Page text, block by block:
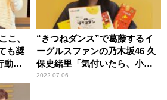
こ、
も奨
動し
“きつねダンス”で葛藤するイ
ーグルスファンの乃木坂46 久
保史緒里「気付いたら、小指
と人差し指が立っているか
2022.07.06